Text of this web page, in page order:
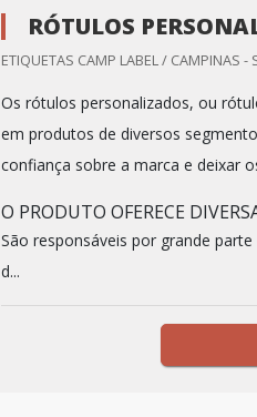
RÓTULOS
ETIQUETAS CAMP LABEL / CAMPINAS -
Os rótulos personalizados, ou
em produtos de diversos
confiança sobre a marca e deixar
O PRODUTO OFERECE
São responsáveis por grande
d...